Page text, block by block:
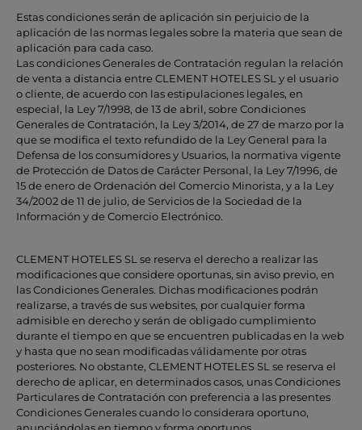
Estas condiciones serán de aplicación sin perjuicio de la
aplicación de las normas legales sobre la materia que sean de
aplicación para cada caso.
Las condiciones Generales de Contratación regulan la relación
de venta a distancia entre CLEMENT HOTELES SL y el usuario
o cliente, de acuerdo con las estipulaciones legales, en
especial, la Ley 7/1998, de 13 de abril, sobre Condiciones
Generales de Contratación, la Ley 3/2014, de 27 de marzo por la
que se modifica el texto refundido de la Ley General para la
Defensa de los consumidores y Usuarios, la normativa vigente
de Protección de Datos de Carácter Personal, la Ley 7/1996, de
15 de enero de Ordenación del Comercio Minorista, y a la Ley
34/2002 de 11 de julio, de Servicios de la Sociedad de la
Información y de Comercio Electrónico.
CLEMENT HOTELES SL se reserva el derecho a realizar las
modificaciones que considere oportunas, sin aviso previo, en
las Condiciones Generales. Dichas modificaciones podrán
realizarse, a través de sus websites, por cualquier forma
admisible en derecho y serán de obligado cumplimiento
durante el tiempo en que se encuentren publicadas en la web
y hasta que no sean modificadas válidamente por otras
posteriores. No obstante, CLEMENT HOTELES SL se reserva el
derecho de aplicar, en determinados casos, unas Condiciones
Particulares de Contratación con preferencia a las presentes
Condiciones Generales cuando lo considerara oportuno,
anunciándolas en tiempo y forma oportunos.